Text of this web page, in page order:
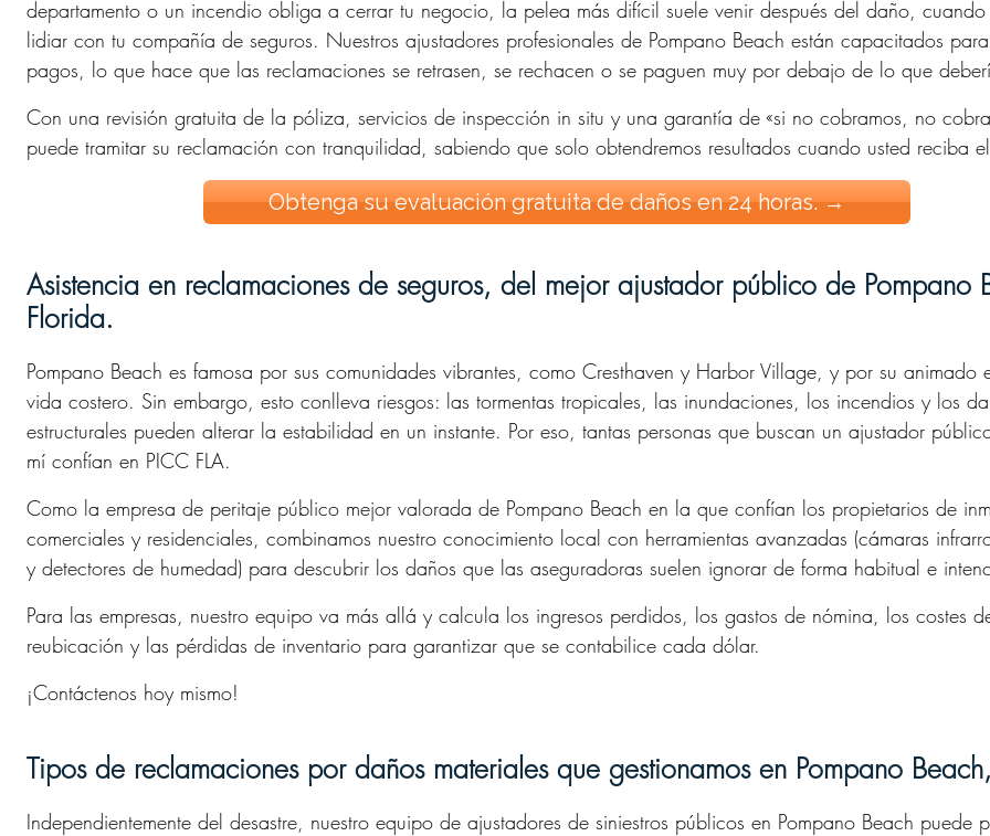
departamento o un incendio obliga a cerrar tu negocio, la pelea más difícil suele venir después del daño, cuando
lidiar con tu compañía de seguros. Nuestros ajustadores profesionales de Pompano Beach están capacitados
pagos, lo que hace que las reclamaciones se retrasen, se rechacen o se paguen muy por debajo de lo que
Con una revisión gratuita de la póliza, servicios de inspección in situ y una garantía de «si no cobramos, no
puede tramitar su reclamación con tranquilidad, sabiendo que solo obtendremos resultados cuando usted reciba
Obtenga su evaluación gratuita de daños en 24 horas. →
Asistencia en reclamaciones de seguros, del mejor ajustador público de Pompano
Florida.
Pompano Beach es famosa por sus comunidades vibrantes, como Cresthaven y Harbor Village, y por su animado
vida costero. Sin embargo, esto conlleva riesgos: las tormentas tropicales, las inundaciones, los incendios y los
estructurales pueden alterar la estabilidad en un instante. Por eso, tantas personas que buscan un ajustador
mí confían en PICC FLA.
Como la empresa de peritaje público mejor valorada de Pompano Beach en la que confían los propietarios de
comerciales y residenciales, combinamos nuestro conocimiento local con herramientas avanzadas (cámaras
y detectores de humedad) para descubrir los daños que las aseguradoras suelen ignorar de forma habitual e
Para las empresas, nuestro equipo va más allá y calcula los ingresos perdidos, los gastos de nómina, los costes
reubicación y las pérdidas de inventario para garantizar que se contabilice cada dólar.
¡Contáctenos hoy mismo!
Tipos de reclamaciones por daños materiales que gestionamos en Pompano
Independientemente del desastre, nuestro equipo de ajustadores de siniestros públicos en Pompano Beach puede
there’s no way
their help.
clear, follow-up
with
I’m
wouldn’t